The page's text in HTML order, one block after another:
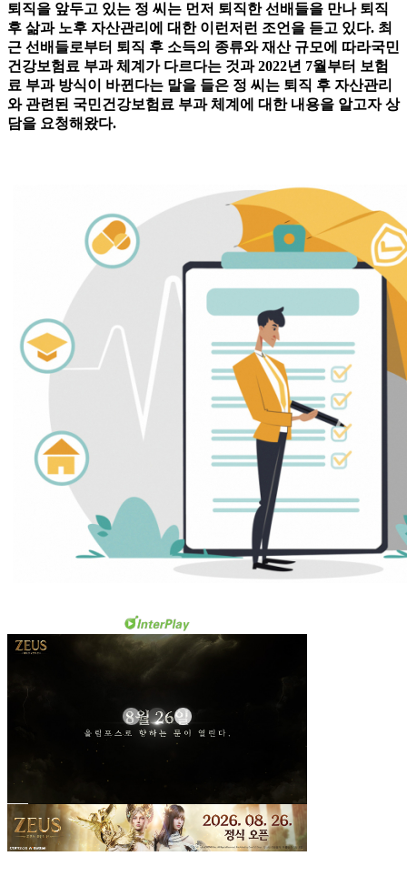
퇴직을 앞두고 있는 정 씨는 먼저 퇴직한 선배들을 만나 퇴직
후 삶과 노후 자산관리에 대한 이런저런 조언을 듣고 있다. 최
근 선배들로부터 퇴직 후 소득의 종류와 재산 규모에 따라국민
건강보험료 부과 체계가 다르다는 것과 2022년 7월부터 보험
료 부과 방식이 바뀐다는 말을 들은 정 씨는 퇴직 후 자산관리
와 관련된 국민건강보험료 부과 체계에 대한 내용을 알고자 상
담을 요청해왔다.